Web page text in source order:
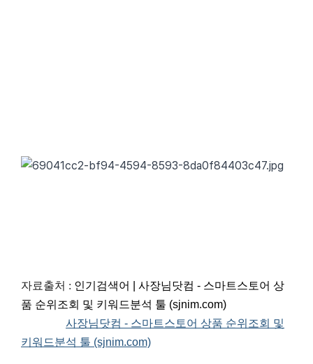
자료출처 : 인기검색어 | 사장님닷컴 - 스마트스토어 상
품 순위조회 및 키워드분석 툴 (sjnim.com)
사장님닷컴 - 스마트스토어 상품 순위조회 및
키워드분석 툴 (sjnim.com)